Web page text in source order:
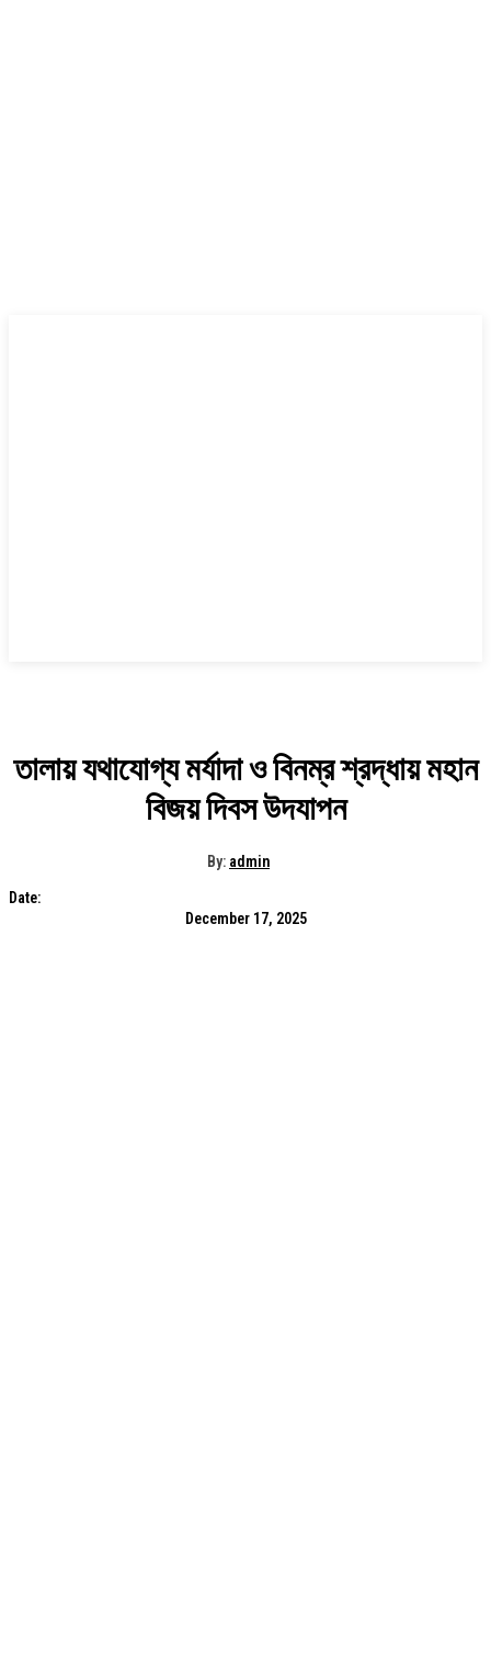
তালায় যথাযোগ্য মর্যাদা ও বিনম্র শ্রদ্ধায় মহান
বিজয় দিবস উদযাপন
By: admin
Date:
December 17, 2025